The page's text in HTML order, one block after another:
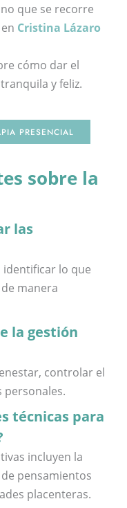
que se recorre
Cristina Lázaro
cómo dar el
y feliz.
PRESENCIAL
sobre la
las
identificar lo que
manera
la gestión
controlar el
personales.
técnicas para
incluyen la
pensamientos
placenteras.